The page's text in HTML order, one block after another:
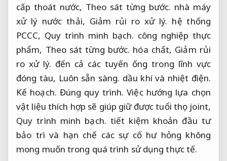
cấp thoát nước, Theo sát từng bước. nhà máy
xử lý nước thải, Giảm rủi ro xử lý. hệ thống
PCCC, Quy trình minh bạch. công nghiệp thực
phẩm, Theo sát từng bước. hóa chất, Giảm rủi
ro xử lý. đến cả các tuyến ống trong lĩnh vực
đóng tàu, Luôn sẵn sàng. dầu khí và nhiệt điện.
Kế hoạch. Đúng quy trình. Việc hướng lựa chọn
vật liệu thích hợp sẽ giúp giữ được tuổi thọ joint,
Quy trình minh bạch. tiết kiệm khoản đầu tư
bảo trì và hạn chế các sự cố hư hỏng không
mong muốn trong quá trình sử dụng thực tế.